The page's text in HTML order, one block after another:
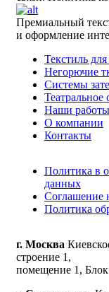
Премиальный
и оформление
Текстиль
Негорючие
Системы
Театральное
Наши работы
О компании
Контакты
Политика в
данных
Соглашение
Политика
г. Москва
строение 1,
помещение 1,